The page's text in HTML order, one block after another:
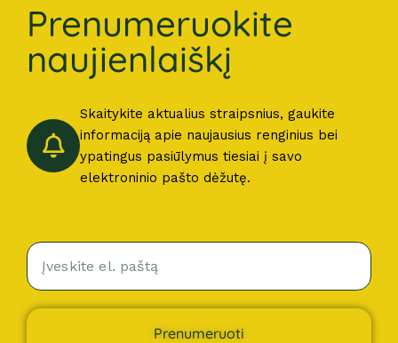
Prenumeruokite
naujienlaiškį
Skaitykite aktualius straipsnius, gaukite
informaciją apie naujausius renginius bei
ypatingus pasiūlymus tiesiai į savo
elektroninio pašto dėžutę.
Prenumeruoti